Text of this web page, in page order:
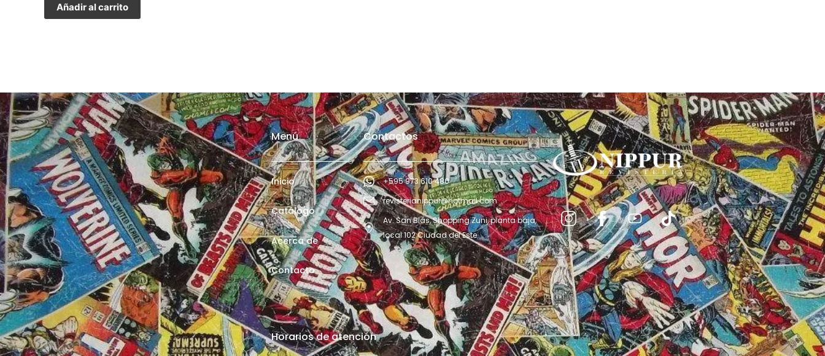
Añadir al carrito
Menú
Inicio
Catálogo
Acerca de
Contacto
Contactos
+595 973 610 480
revisterianippur@hotmail.com
Av. San Blás, Shopping Zuni, planta baja,
local 102 Ciudad del Este
Horarios de atención